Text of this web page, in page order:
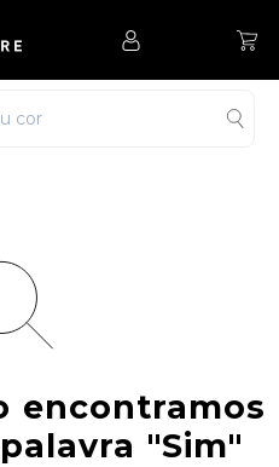
encontramos
"Sim"